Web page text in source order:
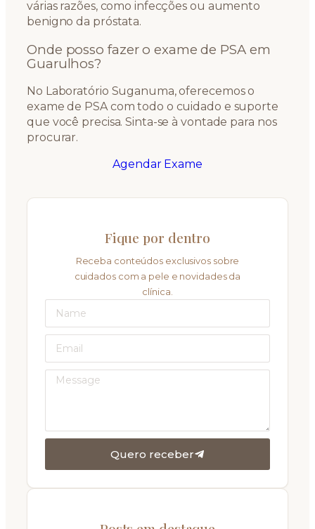
várias razões, como infecções ou aumento
benigno da próstata.
Onde posso fazer o exame de PSA em
Guarulhos?
No Laboratório Suganuma, oferecemos o
exame de PSA com todo o cuidado e suporte
que você precisa. Sinta-se à vontade para nos
procurar.
Agendar Exame
Fique por dentro
Receba conteúdos exclusivos sobre
cuidados com a pele e novidades da
clínica.
Quero receber